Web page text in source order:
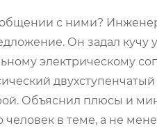
с ними?
Он задал кучу
электрическому
двухступенчатый
Объяснил плюсы и
человек в теме, а не